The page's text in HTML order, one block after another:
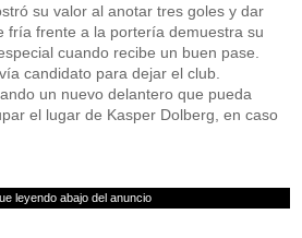
su valor al anotar tres goles y dar
fría frente a la portería demuestra su
cuando recibe un buen pase.
candidato para dejar el club.
un nuevo delantero que pueda
el lugar de Kasper Dolberg, en caso
leyendo abajo del anuncio